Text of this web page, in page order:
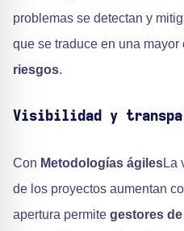
problemas se detectan y
que se traduce en una mayor
riesgos.
Visibilidad y
Con Metodologías ágilesLa
de los proyectos aumentan
apertura permite gestores